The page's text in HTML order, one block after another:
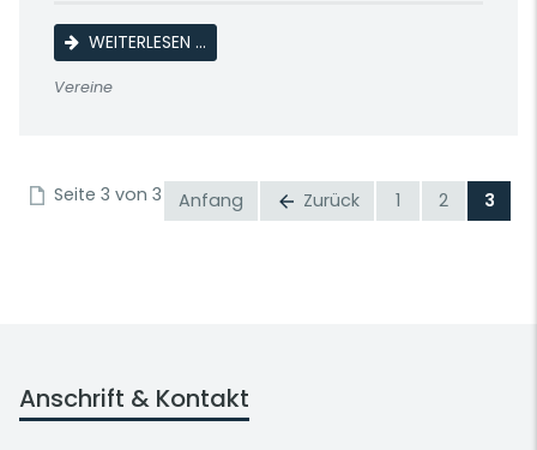
WEITERLESEN …KEGELWETTKAMPF 1. LANDESKLASSE
Vereine
Seite 3 von 3 Anfang Zurück 1 2 3
Anschrift & Kontakt